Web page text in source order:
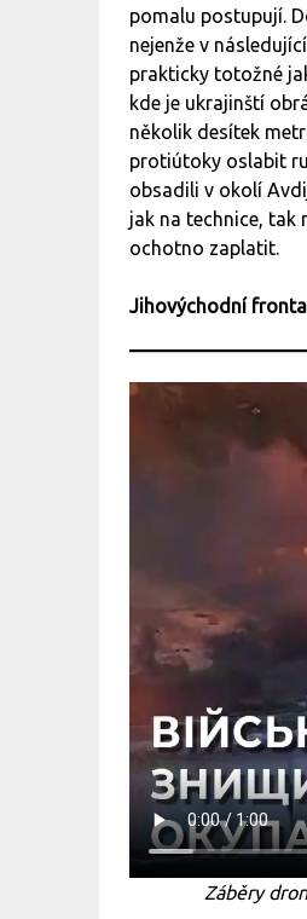
pomalu postupují.
nejenže v
prakticky totožné
kde je ukrajinští
několik desítek
protiútoky oslabit
obsadili v okolí
jak na technice, tak
ochotno zaplatit.
Jihovýchodní
Záběry